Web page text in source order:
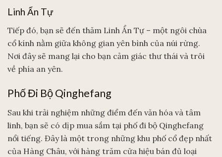
Linh Ẩn Tự
Tiếp đó, bạn sẽ đến thăm Linh Ẩn Tự – một ngôi chùa
cổ kính nằm giữa không gian yên bình của núi rừng.
Nơi đây sẽ mang lại cho bạn cảm giác thư thái và trôi
về phía an yên.
Phố Đi Bộ Qinghefang
Sau khi trải nghiệm những điểm đến văn hóa và tâm
linh, bạn sẽ có dịp mua sắm tại phố đi bộ Qinghefang
nổi tiếng. Đây là một trong những khu phố cổ đẹp nhất
của Hàng Châu, với hàng trăm cửa hiệu bán đủ loại